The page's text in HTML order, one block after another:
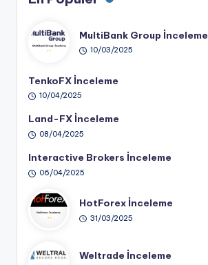
MultiBank Group İnceleme
10/03/2025
TenkoFX İnceleme
10/04/2025
Land-FX İnceleme
08/04/2025
Interactive Brokers İnceleme
06/04/2025
HotForex İnceleme
31/03/2025
Weltrade İnceleme